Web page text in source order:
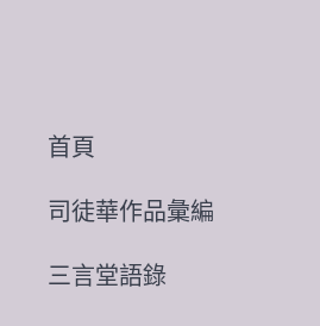
首頁
司徒華作品彙編
三言堂語錄